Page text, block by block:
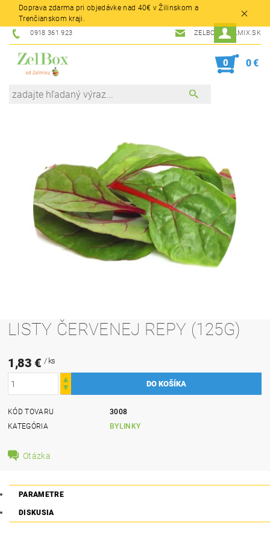
Doprava zdarma pri objedávke nad 40€ v Žilinskom a
Trenčianskom kraji.
0918 361 923 ZELBOX@ZELMIX.SK
0 0 €
LISTY ČERVENEJ REPY (125G)
1,83 € / ks
KÓD TOVARU
3008
KATEGÓRIA
BYLINKY
Otázka
PARAMETRE
DISKUSIA